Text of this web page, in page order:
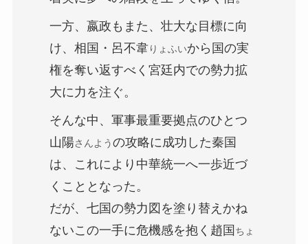
一方、嬴政もまた、壮大な目標に向
け、相国・呂不韋りょふいから国の実
権を奪い返すべく宮廷内での勢力拡
大に力を注ぐ。
そんな中、軍事最重要拠点のひとつ
山陽さんようの攻略に成功した秦国
は、これにより中華統一へ一歩近づ
くこととなった。
だが、七国の勢力図を塗り替えかね
ないこの一手に危機感を抱く 趙国 ちょ